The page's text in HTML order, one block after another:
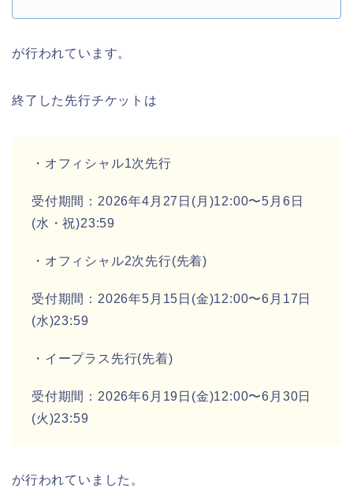
が行われています。
終了した先行チケットは
・オフィシャル1次先行
受付期間：2026年4月27日(月)12:00〜5月6日
(水・祝)23:59
・オフィシャル2次先行(先着)
受付期間：2026年5月15日(金)12:00〜6月17日
(水)23:59
・イープラス先行(先着)
受付期間：2026年6月19日(金)12:00〜6月30日
(火)23:59
が行われていました。